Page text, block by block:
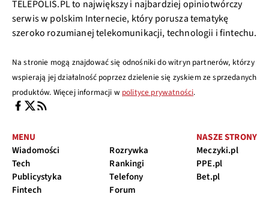
TELEPOLIS.PL to największy i najbardziej opiniotwórczy
serwis w polskim Internecie, który porusza tematykę
szeroko rozumianej telekomunikacji, technologii i fintechu.
Na stronie mogą znajdować się odnośniki do witryn partnerów, którzy
wspierają jej działalność poprzez dzielenie się zyskiem ze sprzedanych
produktów. Więcej informacji w polityce prywatności.
MENU
Wiadomości
Tech
Publicystyka
Fintech
Rozrywka
Rankingi
Telefony
Forum
NASZE STRONY
Meczyki.pl
PPE.pl
Bet.pl